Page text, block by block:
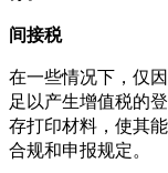
间接税
在一些情况下，仅
足以产生增值税的
存打印材料，使其
合规和申报规定。